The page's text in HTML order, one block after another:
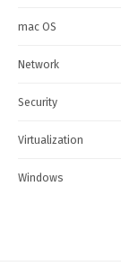
mac OS
Network
Security
Virtualization
Windows